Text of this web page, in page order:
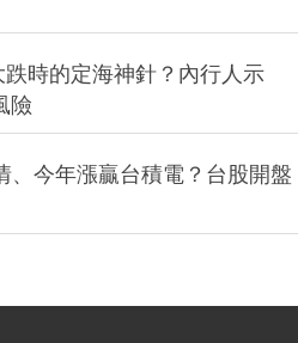
時的定海神針？內行人示
險
、今年漲贏台積電？台股開盤